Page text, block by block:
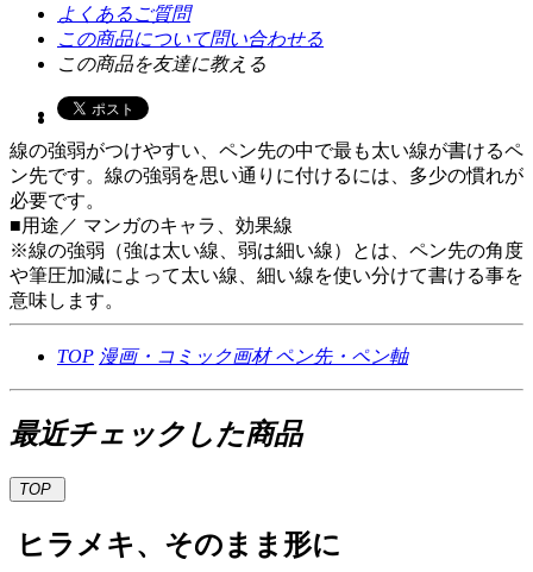
よくあるご質問
この商品について問い合わせる
この商品を友達に教える
線の強弱がつけやすい、ペン先の中で最も太い線が書けるペ
ン先です。線の強弱を思い通りに付けるには、多少の慣れが
必要です。
■用途／ マンガのキャラ、効果線
※線の強弱（強は太い線、弱は細い線）とは、ペン先の角度
や筆圧加減によって太い線、細い線を使い分けて書ける事を
意味します。
TOP 漫画・コミック画材ペン先・ペン軸
最近チェックした商品
TOP
ヒラメキ、そのまま形に